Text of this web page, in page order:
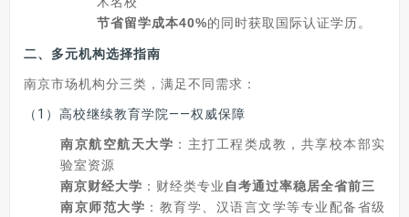
节省留学成本40%的同时获取国际认证学历。
二、多元机构选择指南
南京市场机构分三类，满足不同需求：
（1）高校继续教育学院——权威保障
南京航空航天大学 ：主打工程类成教，共享校本部实
验室资源
南京财经大学 ：财经类专业 自考通过率稳居全省前三
南京师范大学 ：教育学、汉语言文学等专业配备省级